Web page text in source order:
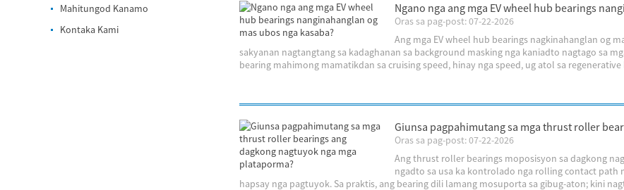
Mahitungod Kanamo
Kontaka Kami
Ngano nga ang mga EV wheel hub bearings
Oras sa pag-post: 07-22-2026
Ang mga EV wheel hub bearings nagkinahanglan og
sakyanan nagtangtang sa kadaghanan sa background masking nga kaniadto nagtago sa
bearing mahimong mamatikdan sa cruising speed, hinay nga speed, ug atol sa
Giunsa pagpahimutang sa mga thrust roller
Oras sa pag-post: 07-22-2026
Ang thrust roller bearings moposisyon sa dagkong
ngadto sa usa ka kontrolado nga rolling contact path
hapsay nga pagtuyok. Sa praktis, ang bearing dili lamang mosuporta sa gibug-aton; kini